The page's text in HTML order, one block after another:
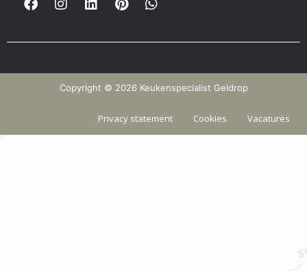
Copyright © 2026 Keukenspecialist Geldrop
Privacy statement Cookies Vacatures